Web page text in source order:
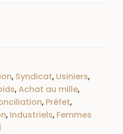
, Syndicat, Usiniers,
,Achat au mille,
, Préfet,
, Industriels, Femmes